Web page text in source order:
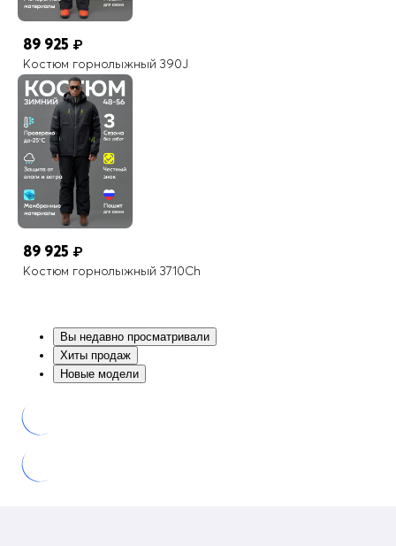
89 925 ₽
Костюм горнолыжный 390J
89 925 ₽
Костюм горнолыжный 3710Ch
Вы недавно просматривали
Хиты продаж
Новые модели